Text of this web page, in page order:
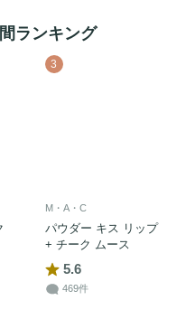
ランキング
3
M・A・C
パウダー キス リップ
+ チーク ムース
5.6
469件